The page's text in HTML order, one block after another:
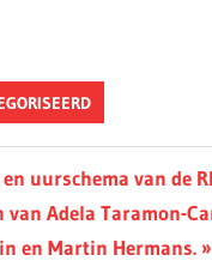
uurschema van de
van Adela Taramon-
en Martin Hermans.